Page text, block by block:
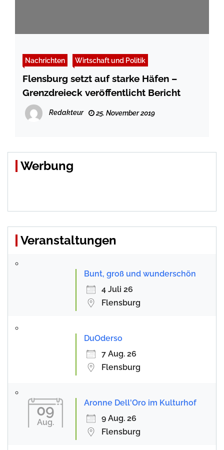
Nachrichten Wirtschaft und Politik
Flensburg setzt auf starke Häfen –
Grenzdreieck veröffentlicht Bericht
Redakteur 25. November 2019
Werbung
Veranstaltungen
Bunt, groß und wunderschön
4 Juli 26
Flensburg
DuOderso
7 Aug. 26
Flensburg
09
Aug.
Aronne Dell'Oro im Kulturhof
9 Aug. 26
Flensburg